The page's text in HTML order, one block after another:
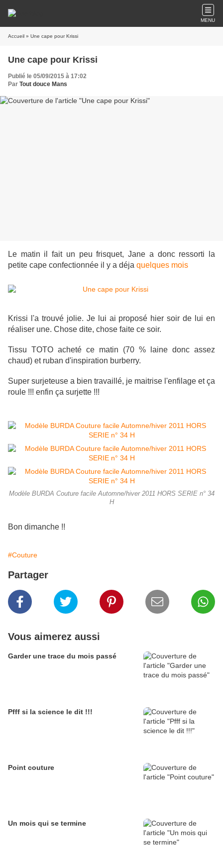
MENU
Accueil » Une cape pour Krissi
Une cape pour Krissi
Publié le 05/09/2015 à 17:02
Par Tout douce Mans
Le matin il fait un peu frisquet, Jane a donc ressorti la
petite cape confectionnée il y a déja quelques mois
Krissi l'a trouvé jolie. Je lui ai proposé hier soir de lui en
réaliser une. Chose dite, chose faite ce soir.
Tissu TOTO acheté ce matin (70 % laine donc assez
chaud) et ruban d'inspiration burberry.
Super surjeteuse a bien travaillé, je maitrise l'enfilage et ça
roule !!! enfin ça surjette !!!
Modèle BURDA Couture facile Automne/hiver 2011 HORS SERIE n° 34
H
Bon dimanche !!
#Couture
Partager
Vous aimerez aussi
Garder une trace du mois passé
Pfff si la science le dit !!!
Point couture
Un mois qui se termine